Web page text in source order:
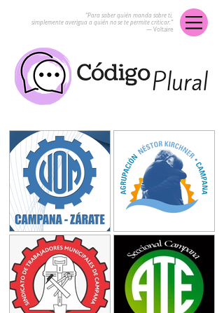
“Para saber quién manda sobre ti,
simplemente averigua a quién no se te permite criticar.”
― Voltaire